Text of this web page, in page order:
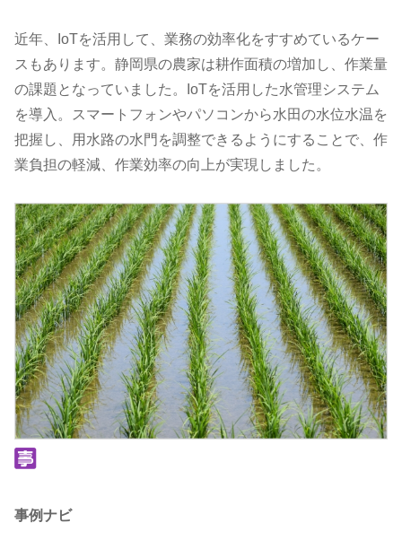
近年、IoTを活用して、業務の効率化をすすめているケー
スもあります。静岡県の農家は耕作面積の増加し、作業量
の課題となっていました。IoTを活用した水管理システム
を導入。スマートフォンやパソコンから水田の水位水温を
把握し、用水路の水門を調整できるようにすることで、作
業負担の軽減、作業効率の向上が実現しました。
事例ナビ